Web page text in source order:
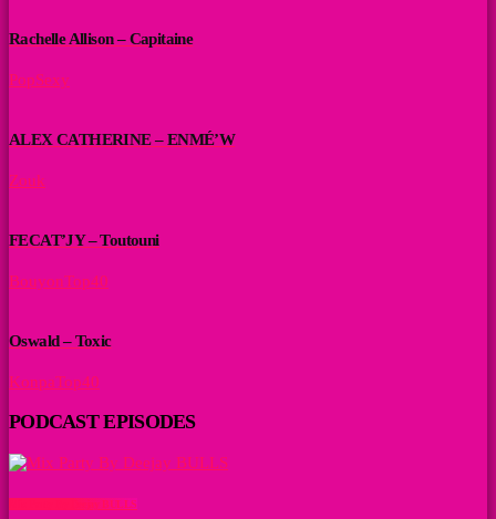
Rachelle Allison – Capitaine
PopSexy
ALEX CATHERINE – ENMÉ’W
Zouk
FECAT’JY – Toutouni
BouyonTop40
Oswald – Toxic
KonpaTop40
PODCAST EPISODES
Mix Party By Deejay BULLS